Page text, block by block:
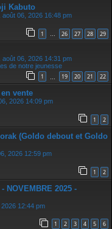
Kabuto
août 06, 2026 16:48 pm
1 … 26 27 28 29
août 06, 2026 14:31 pm
de notre jeunesse
1 19 20 21 22
vente
2026 14:09 pm
1 2
(Goldo debout et Goldo
2026 12:59 pm
1 2
NOVEMBRE 2025 -
12:44 pm
1 2 3 4 5 6